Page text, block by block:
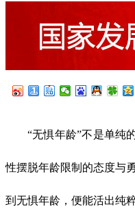
“无惧年龄”不是单纯
性摆脱年龄限制的态度与
到无惧年龄，便能活出纯